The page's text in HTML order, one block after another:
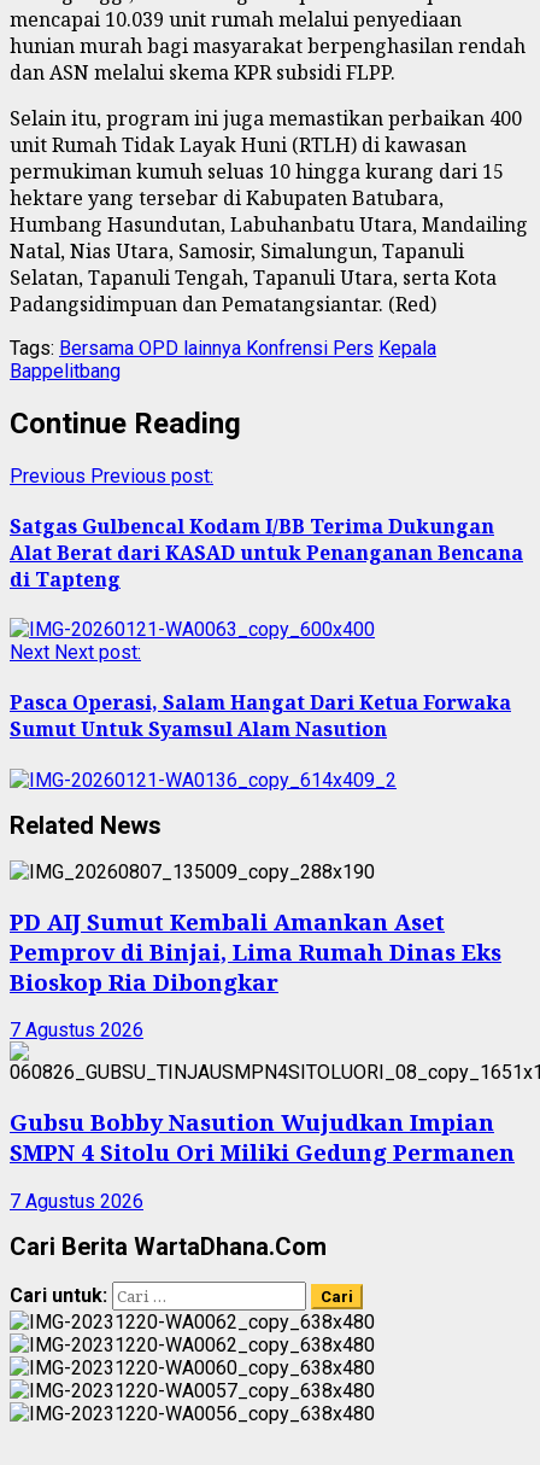
mencapai 10.039 unit rumah melalui penyediaan
hunian murah bagi masyarakat berpenghasilan rendah
dan ASN melalui skema KPR subsidi FLPP.
Selain itu, program ini juga memastikan perbaikan 400
unit Rumah Tidak Layak Huni (RTLH) di kawasan
permukiman kumuh seluas 10 hingga kurang dari 15
hektare yang tersebar di Kabupaten Batubara,
Humbang Hasundutan, Labuhanbatu Utara, Mandailing
Natal, Nias Utara, Samosir, Simalungun, Tapanuli
Selatan, Tapanuli Tengah, Tapanuli Utara, serta Kota
Padangsidimpuan dan Pematangsiantar. (Red)
Tags: Bersama OPD lainnya Konfrensi Pers Kepala
Bappelitbang
Continue Reading
Previous Previous post:
Satgas Gulbencal Kodam I/BB Terima Dukungan
Alat Berat dari KASAD untuk Penanganan Bencana
di Tapteng
Next Next post:
Pasca Operasi, Salam Hangat Dari Ketua Forwaka
Sumut Untuk Syamsul Alam Nasution
Related News
PD AIJ Sumut Kembali Amankan Aset
Pemprov di Binjai, Lima Rumah Dinas Eks
Bioskop Ria Dibongkar
7 Agustus 2026
Gubsu Bobby Nasution Wujudkan Impian
SMPN 4 Sitolu Ori Miliki Gedung Permanen
7 Agustus 2026
Cari Berita WartaDhana.Com
Cari untuk: